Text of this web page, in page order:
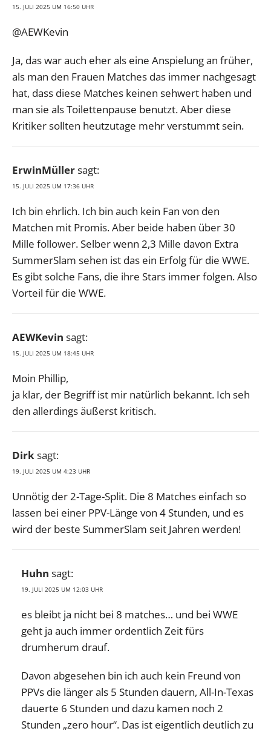
15. JULI 2025 UM 16:50 UHR
@AEWKevin
Ja, das war auch eher als eine Anspielung an früher,
als man den Frauen Matches das immer nachgesagt
hat, dass diese Matches keinen sehwert haben und
man sie als Toilettenpause benutzt. Aber diese
Kritiker sollten heutzutage mehr verstummt sein.
ErwinMüllersagt:
15. JULI 2025 UM 17:36 UHR
Ich bin ehrlich. Ich bin auch kein Fan von den
Matchen mit Promis. Aber beide haben über 30
Mille follower. Selber wenn 2,3 Mille davon Extra
SummerSlam sehen ist das ein Erfolg für die WWE.
Es gibt solche Fans, die ihre Stars immer folgen. Also
Vorteil für die WWE.
AEWKevin sagt:
15. JULI 2025 UM 18:45 UHR
Moin Phillip,
ja klar, der Begriff ist mir natürlich bekannt. Ich seh
den allerdings äußerst kritisch.
Dirksagt:
19. JULI 2025 UM 4:23 UHR
Unnötig der 2-Tage-Split. Die 8 Matches einfach so
lassen bei einer PPV-Länge von 4 Stunden, und es
wird der beste SummerSlam seit Jahren werden!
Huhn sagt:
19. JULI 2025 UM 12:03 UHR
es bleibt ja nicht bei 8 matches… und bei WWE
geht ja auch immer ordentlich Zeit fürs
drumherum drauf.
Davon abgesehen bin ich auch kein Freund von
PPVs die länger als 5 Stunden dauern, All-In-Texas
dauerte 6 Stunden und dazu kamen noch 2
Stunden „zero hour“. Das ist eigentlich deutlich zu